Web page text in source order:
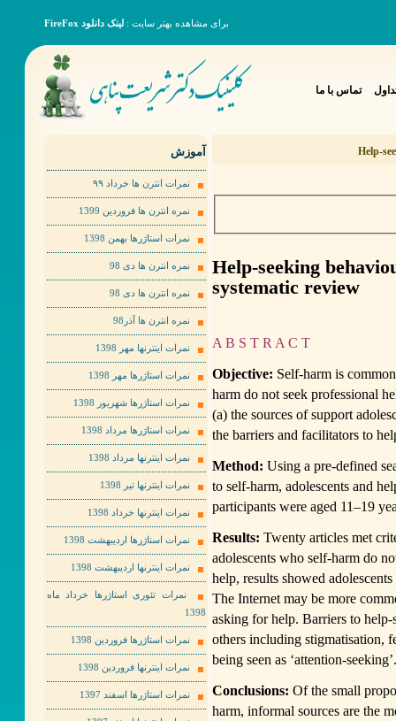
برای مشاهده بهتر سایت : لینک دانلود FireFox
تماس با ما
Help-
Help-seeking
systematic review
A B S T R A C T
Objective: Self-harm is
harm do not seek professional
(a) the sources of support
the barriers and facilitators to
Method: Using a pre-defined
to self-harm, adolescents and
participants were aged 11–19
Results: Twenty articles met
adolescents who self-harm do
help, results showed
The Internet may be more
asking for help. Barriers to
others including stigmatisation,
being seen as ‘attention-
Conclusions: Of the small
harm, informal sources are the
آموزش
نمرات انترن ها خرداد ٩٩
نمره انترن ها فروردین 1399
نمرات استاژرها بهمن 1398
نمره انترن ها دی 98
نمره انترن ها دی 98
نمره انترن ها آذر98
نمرات اینترنها مهر 1398
نمرات استاژرها مهر 1398
نمرات استاژرها شهریور 1398
نمرات استاژرها مرداد 1398
نمرات اینترنها مرداد 1398
نمرات اینترنها تیر 1398
نمرات اینترنها خرداد 1398
نمرات استاژرها اردیبهشت 1398
نمرات اینترنها اردیبهشت 1398
نمرات تئوری استاژرها خرداد ماه
1398
نمرات استاژرها فروردین 1398
نمرات اینترنها فروردین 1398
نمرات استاژرها اسفند 1397